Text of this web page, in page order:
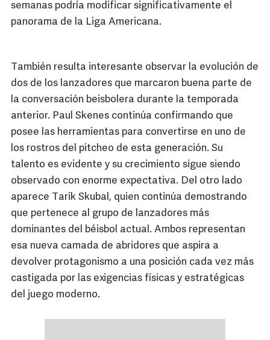
semanas podría modificar significativamente el
panorama de la Liga Americana.
También resulta interesante observar la evolución de
dos de los lanzadores que marcaron buena parte de
la conversación beisbolera durante la temporada
anterior. Paul Skenes continúa confirmando que
posee las herramientas para convertirse en uno de
los rostros del pitcheo de esta generación. Su
talento es evidente y su crecimiento sigue siendo
observado con enorme expectativa. Del otro lado
aparece Tarik Skubal, quien continúa demostrando
que pertenece al grupo de lanzadores más
dominantes del béisbol actual. Ambos representan
esa nueva camada de abridores que aspira a
devolver protagonismo a una posición cada vez más
castigada por las exigencias físicas y estratégicas
del juego moderno.